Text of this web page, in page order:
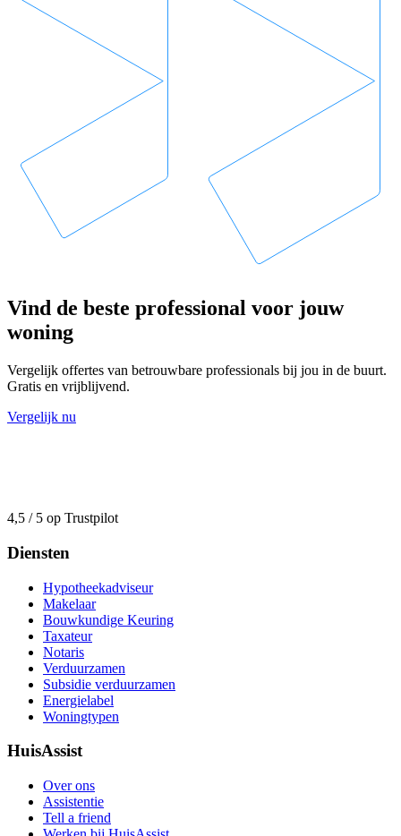
Vind de beste professional voor jouw
woning
Vergelijk offertes van betrouwbare professionals bij jou in de buurt.
Gratis en vrijblijvend.
Vergelijk nu
4,5 / 5 op Trustpilot
Diensten
Hypotheekadviseur
Makelaar
Bouwkundige Keuring
Taxateur
Notaris
Verduurzamen
Subsidie verduurzamen
Energielabel
Woningtypen
HuisAssist
Over ons
Assistentie
Tell a friend